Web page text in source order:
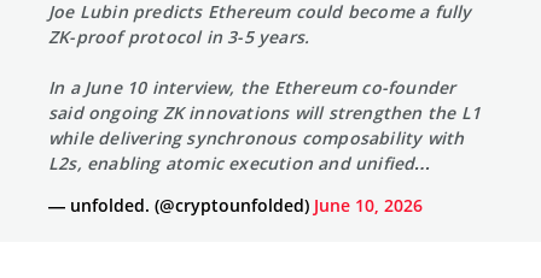
Joe Lubin predicts Ethereum could become a fully
ZK-proof protocol in 3-5 years.
In a June 10 interview, the Ethereum co-founder
said ongoing ZK innovations will strengthen the L1
while delivering synchronous composability with
L2s, enabling atomic execution and unified…
— unfolded. (@cryptounfolded) June 10, 2026